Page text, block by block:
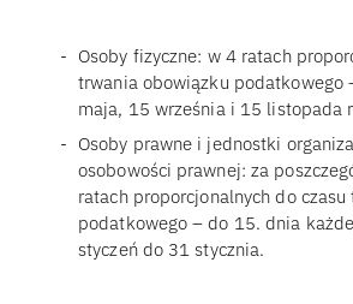
Osoby fizyczne: w 4 ratach
trwania obowiązku podatkowego
maja, 15 września i 15 listopada
Osoby prawne i jednostki
osobowości prawnej: za
ratach proporcjonalnych do
podatkowego – do 15. dnia
styczeń do 31 stycznia.